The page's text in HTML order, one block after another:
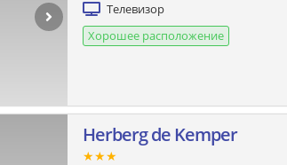
Телевизор
Хорошее расположение
Herberg de Kemper
★★★